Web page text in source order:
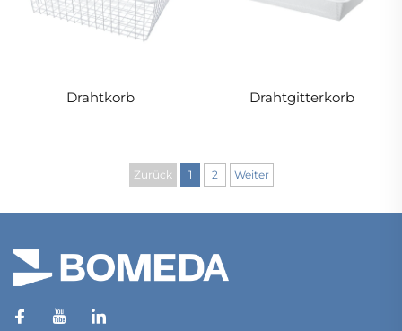
Drahtkorb Drahtgitterkorb
Zurück 1 2 Weiter